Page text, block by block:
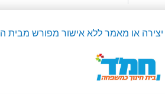
יצירה או מאמר ללא אישור מפורש מבית